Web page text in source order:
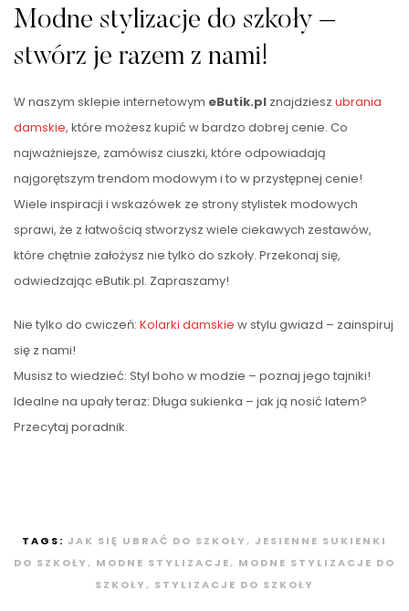
Modne stylizacje do szkoły –
stwórz je razem z nami!
W naszym sklepie internetowym eButik.pl znajdziesz ubrania
damskie, które możesz kupić w bardzo dobrej cenie. Co
najważniejsze, zamówisz ciuszki, które odpowiadają
najgorętszym trendom modowym i to w przystępnej cenie!
Wiele inspiracji i wskazówek ze strony stylistek modowych
sprawi, że z łatwością stworzysz wiele ciekawych zestawów,
które chętnie założysz nie tylko do szkoły. Przekonaj się,
odwiedzając eButik.pl. Zapraszamy!
Nie tylko do cwiczeń: Kolarki damskie w stylu gwiazd – zainspiruj
się z nami!
Musisz to wiedzieć: Styl boho w modzie – poznaj jego tajniki!
Idealne na upały teraz: Długa sukienka – jak ją nosić latem?
Przecytaj poradnik.
TAGS: JAK SIĘ UBRAĆ DO SZKOŁY , JESIENNE SUKIENKI
DO SZKOŁY , MODNE STYLIZACJE, MODNE STYLIZACJE DO
SZKOŁY , STYLIZACJE DO SZKOŁY